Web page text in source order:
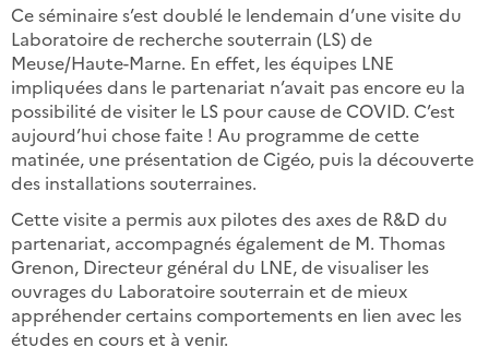
Ce séminaire s’est doublé le lendemain d’une visite du
Laboratoire de recherche souterrain (LS) de
Meuse/Haute-Marne. En effet, les équipes LNE
impliquées dans le partenariat n’avait pas encore eu la
possibilité de visiter le LS pour cause de COVID. C’est
aujourd’hui chose faite ! Au programme de cette
matinée, une présentation de Cigéo, puis la découverte
des installations souterraines.
Cette visite a permis aux pilotes des axes de R&D du
partenariat, accompagnés également de M. Thomas
Grenon, Directeur général du LNE, de visualiser les
ouvrages du Laboratoire souterrain et de mieux
appréhender certains comportements en lien avec les
études en cours et à venir.